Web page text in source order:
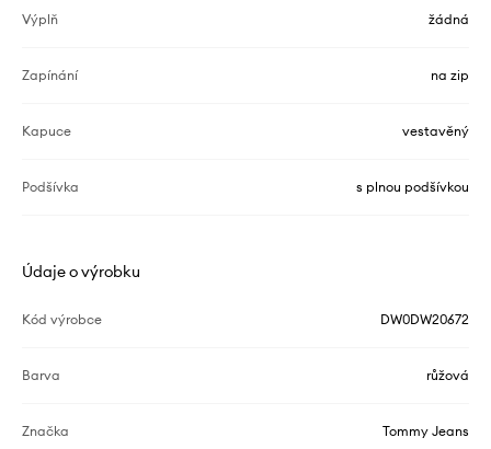
Výplň žádná
Zapínání na zip
Kapuce vestavěný
Podšívka s plnou podšívkou
Údaje o výrobku
Kód výrobce DW0DW20672
Barva růžová
Značka Tommy Jeans